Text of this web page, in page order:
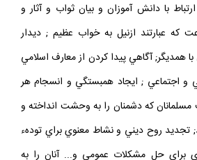
با دانش آموزان و بيان ثواب و آثار و
كه عبارتند ازنيل به خواب عظيم ; ديدار
همديگر; آگاهي پيدا كردن از معارف اسلامي
و اجتماعي ; ايجاد همبستگي و انسجام هر
كه دشمنان را به وحشت انداخته و
تجديد روح ديني و نشاط معنوي براي تودهء
براي حل مشكلات عمومي و... آنان را به